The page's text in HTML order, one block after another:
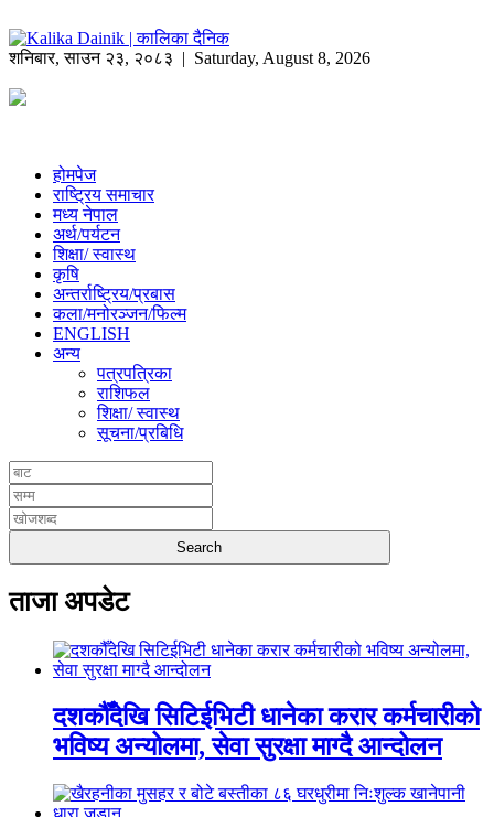
शनिबार,साउन २३, २०८३ | Saturday, August 8, 2026
होमपेज
राष्ट्रिय समाचार
मध्य नेपाल
अर्थ/पर्यटन
शिक्षा/ स्वास्थ
कृषि
अन्तर्राष्ट्रिय/प्रबास
कला/मनोरञ्जन/फिल्म
ENGLISH
अन्य
पत्रपत्रिका
राशिफल
शिक्षा/ स्वास्थ
सूचना/प्रबिधि
ताजा अपडेट
दशकौँदेखि सिटिईभिटी धानेका करार कर्मचारीको
भविष्य अन्योलमा, सेवा सुरक्षा माग्दै आन्दोलन